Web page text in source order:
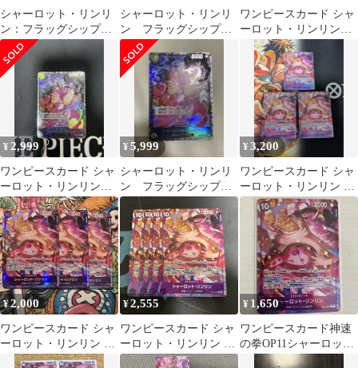
シャーロット・リンリ
ン：フラッグシップバ
トル 2枚セット
ST07-010
シャーロット・リンリ
ン フラッグシップバ
トル プロモ パラレ
ル ワンピースカード
ワンピースカード シャ
ーロット・リンリン
EB03-034 パラレル 汎
¥ 2,999
ワンピースカード シャ
ーロット・リンリン
ST07-010 プロモ
¥5,999
シャーロット・リンリ
ン フラッグシップバ
トル プロモ パラレ
ル ワンピースカード
¥3,200
ワンピースカード シャ
ーロット・リンリン R
パラレル 3枚
¥2,000
ワンピースカード シャ
ーロット・リンリン R
パラレル 3枚セット
¥2,555
ワンピースカード シャ
ーロット・リンリン R
パラレル 4枚セット
¥ 1,650
ワンピースカード神速
の拳OP11シャーロット
リンリン レアパラレ